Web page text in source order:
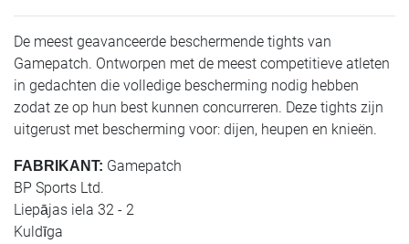
De meest geavanceerde beschermende tights van
Gamepatch. Ontworpen met de meest competitieve atleten
in gedachten die volledige bescherming nodig hebben
zodat ze op hun best kunnen concurreren. Deze tights zijn
uitgerust met bescherming voor: dijen, heupen en knieën.
FABRIKANT: Gamepatch
BP Sports Ltd.
Liepājas iela 32 - 2
Kuldīga